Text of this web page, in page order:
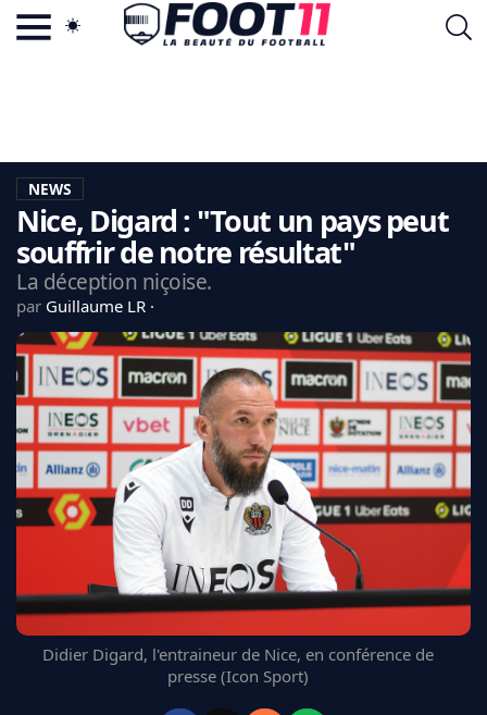
LA CHARTE
VIE PRIVÉE
CGU
CONTACTEZ-NOUS
MERCATO
CDM 2026
EDF
PSG
LIGUE 1
REAL MADRID
FC BARCELONE
MANCHESTER UNITED
ARSENAL
BAYERN
L'AVIS DE LA RÉDAC'
NEWS
Nice, Digard : "Tout un pays peut
souffrir de notre résultat"
La déception niçoise.
par Guillaume LR
Didier Digard, l'entraineur de Nice, en conférence de
presse (Icon Sport)